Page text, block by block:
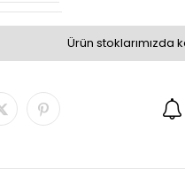
Ürün stoklarımızda